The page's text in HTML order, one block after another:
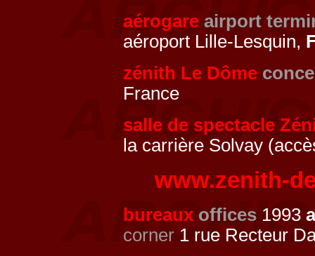
aérogare airport
aéroport Lille-Lesquin,
zénith Le Dôme
France
salle de spectacle
la carrière Solvay
www.zenith-
bureaux offices 1993
corner 1 rue Recteur